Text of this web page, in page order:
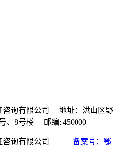
咨询有限公司 地址：洪山区野
、8号楼 邮编: 450000
证咨询有限公司 备案号：鄂